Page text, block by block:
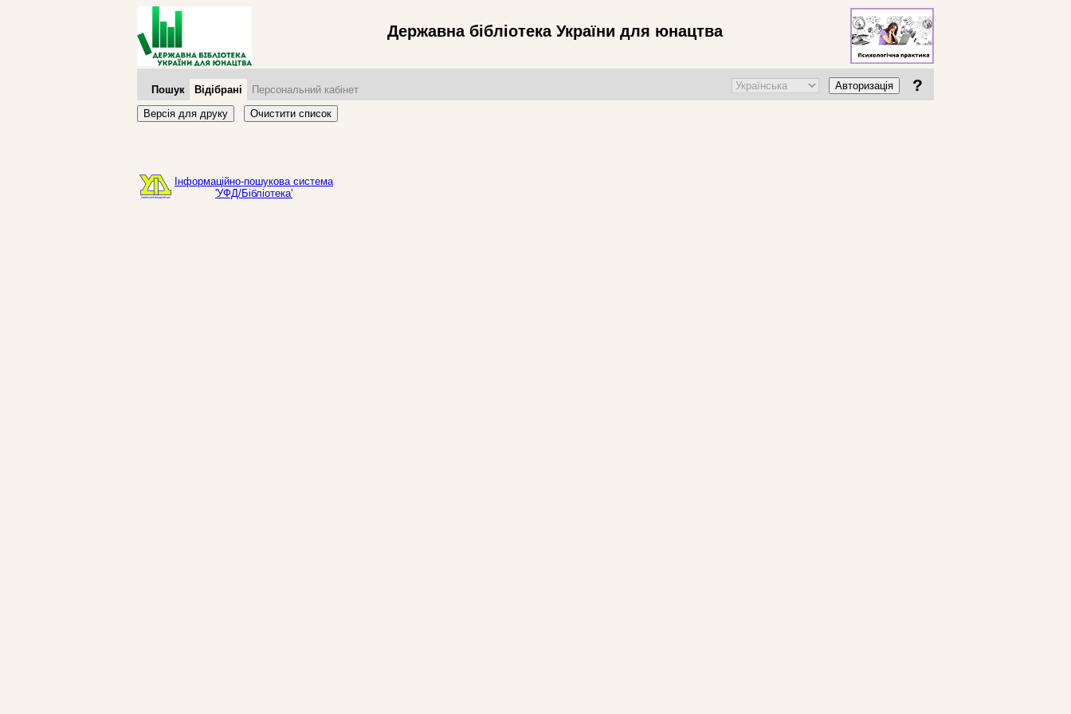
Державна бібліотека України для юнацтва
Пошук Відібрані Персональний кабінет Авторизація ?
Версія для друку Очистити список
Інформаційно-пошукова система
'УФД/Бібліотека'